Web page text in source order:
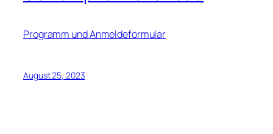
Programm und Anmeldeformular
August 25, 2023